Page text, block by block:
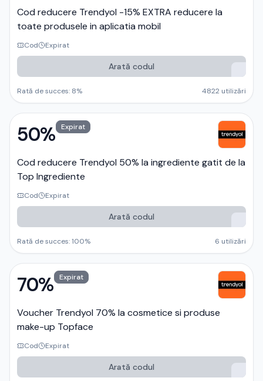
Cod reducere Trendyol -15% EXTRA reducere la
toate produsele in aplicatia mobil
Cod Expirat
Arată codul
Rată de succes: 8% 4822 utilizări
50% Expirat
Cod reducere Trendyol 50% la ingrediente gatit de la
Top Ingrediente
Cod Expirat
Arată codul
Rată de succes:100% 6 utilizări
70% Expirat
Voucher Trendyol 70% la cosmetice si produse
make-up Topface
Cod Expirat
Arată codul